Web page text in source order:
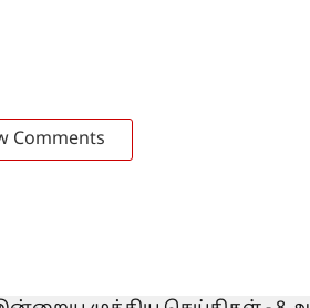
Comments